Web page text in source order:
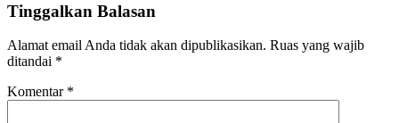
Tinggalkan Balasan
Alamat email Anda tidak akan dipublikasikan. Ruas yang wajib
ditandai *
Komentar *